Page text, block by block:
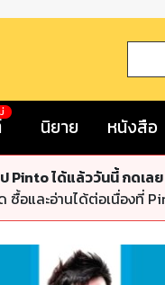
นิยาย หนังสือ
Pinto ได้แล้ววันนี้ กดเลย
ซื้อและอ่านได้ต่อเนื่องที่